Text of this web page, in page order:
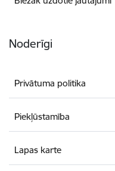
Noderīgi
Privātuma politika
Piekļūstamība
Lapas karte